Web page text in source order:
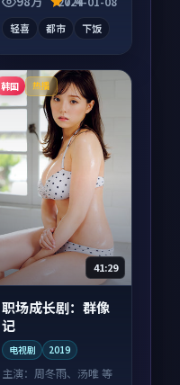
轻喜 都市 下饭
韩国 热播
41:29
职场成长剧：群像
记
电视剧 2019
主演： 周冬雨、汤唯 等